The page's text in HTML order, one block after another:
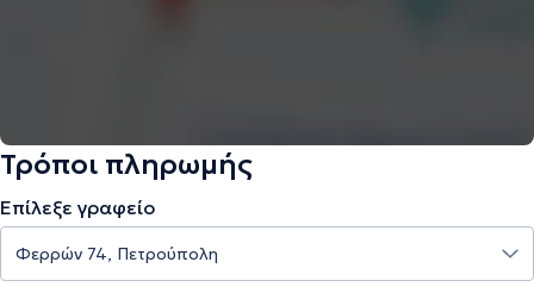
Τρόποι πληρωμής
Επίλεξε γραφείο